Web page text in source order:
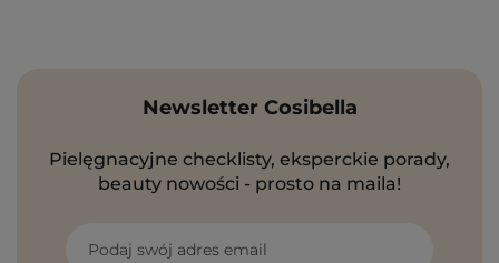
Newsletter Cosibella
Pielęgnacyjne checklisty, eksperckie porady,
beauty nowości - prosto na maila!
Podaj swój adres email